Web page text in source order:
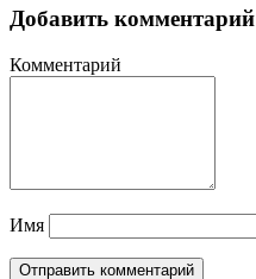
Добавить комментарий
Комментарий
Имя